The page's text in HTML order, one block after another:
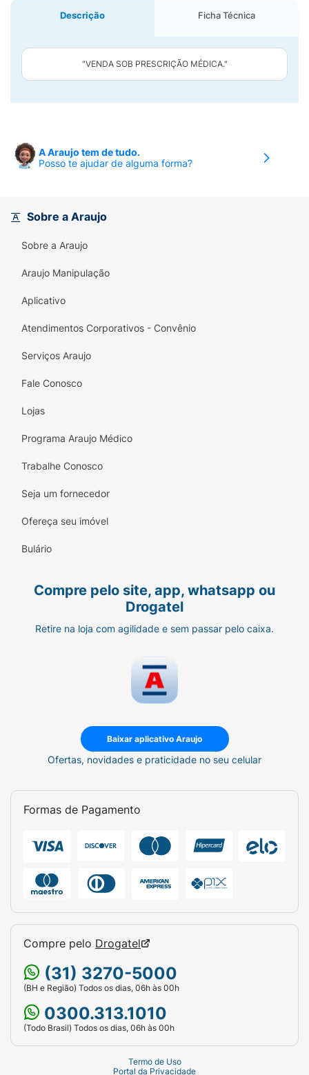
Descrição Ficha Técnica
"VENDA SOB PRESCRIÇÃO MÉDICA."
A Araujo tem de tudo.
Posso te ajudar de alguma forma?
Sobre a Araujo
Sobre a Araujo
Araujo Manipulação
Aplicativo
Atendimentos Corporativos - Convênio
Serviços Araujo
Fale Conosco
Lojas
Programa Araujo Médico
Trabalhe Conosco
Seja um fornecedor
Ofereça seu imóvel
Bulário
Compre pelo site, app, whatsapp ou
Drogatel
Retire na loja com agilidade e sem passar pelo caixa.
Baixar aplicativo Araujo
Ofertas, novidades e praticidade no seu celular
Formas de Pagamento
Compre pelo Drogatel
(31) 3270-5000
(BH e Região) Todos os dias, 06h às 00h
0300.313.1010
(Todo Brasil) Todos os dias, 06h às 00h
Termo de Uso
Portal da Privacidade